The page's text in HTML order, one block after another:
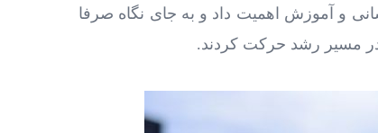
و آموزش اهمیت داد و به جای نگاه صرفا
در مسیر رشد حرکت کردند.